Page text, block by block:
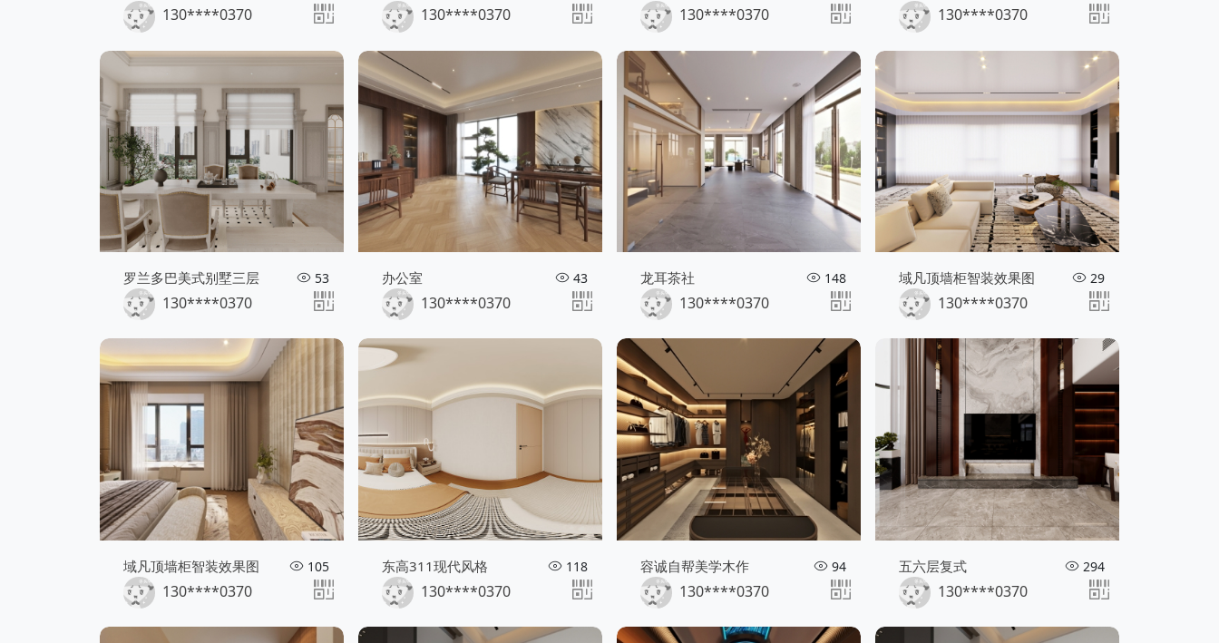
130****0370 130****0370 130****0370 130****0370
罗兰多巴美式别墅三层 53
130****0370
办公室 43
130****0370
龙耳茶社 148
130****0370
域凡顶墙柜智装效果图 29
130****0370
域凡顶墙柜智装效果图 105
130****0370
东高311现代风格 118
130****0370
容诚自帮美学木作 94
130****0370
五六层复式 294
130****0370